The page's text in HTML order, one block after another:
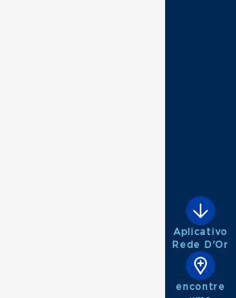
Aplicativo
Rede D'Or
encontre